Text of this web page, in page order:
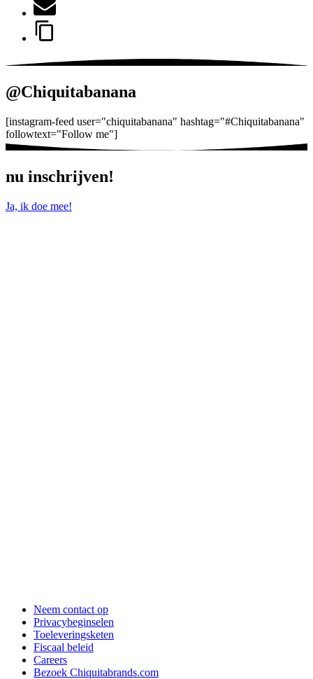
@Chiquitabanana
[instagram-feed user="chiquitabanana" hashtag="#Chiquitabanana"
followtext="Follow me"]
nu inschrijven!
Ja, ik doe mee!
Neem contact op
Privacybeginselen
Toeleveringsketen
Fiscaal beleid
Careers
Bezoek Chiquitabrands.com